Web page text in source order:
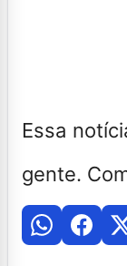
Essa
gente.